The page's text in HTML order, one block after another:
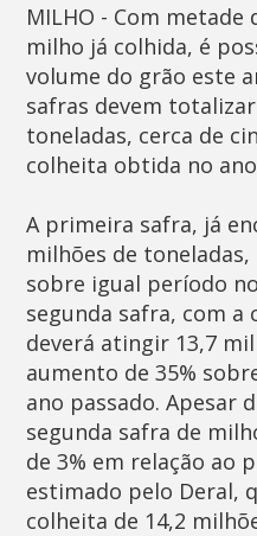
MILHO - Com metade
milho já colhida, é
volume do grão este
safras devem
toneladas, cerca de
colheita obtida no
A primeira safra, já
milhões de
sobre igual período
segunda safra, com a
deverá atingir 13,7
aumento de 35%
ano passado. Apesar
segunda safra de
de 3% em relação ao
estimado pelo Deral,
colheita de 14,2